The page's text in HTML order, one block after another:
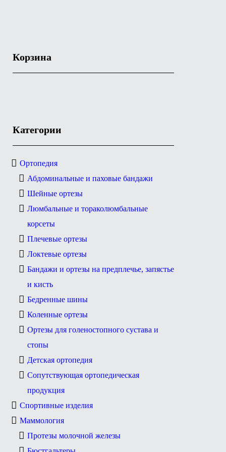
Корзина
Категории
Ортопедия
Абдоминальные и паховые бандажи
Шейные ортезы
Люмбальные и тораколюмбальные
корсеты
Плечевые ортезы
Локтевые ортезы
Бандажи и ортезы на предплечье, запястье
и кисть
Бедренные шины
Коленные ортезы
Ортезы для голеностопного сустава и
стопы
Детская ортопедия
Сопутствующая ортопедическая
продукция
Спортивные изделия
Маммология
Протезы молочной железы